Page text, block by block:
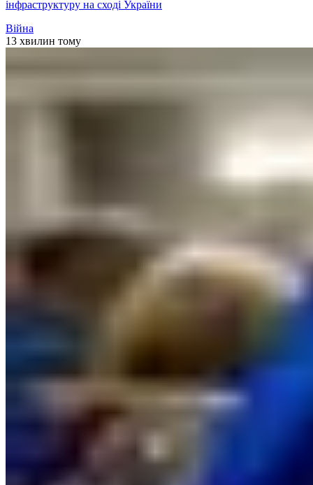
інфраструктуру на сході України
Війна
13 хвилин тому